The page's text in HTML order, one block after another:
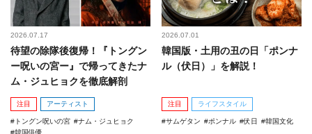
2026.07.17
待望の除隊後復帰！『トングン
ー呪いの宮ー』で帰ってきたナ
ム・ジュヒョクを徹底解剖
注目 アーティスト
トングン呪いの宮
ナム・ジュヒョク
韓国俳優
2026.07.01
韓国版・土用の丑の日「ポンナ
ル（伏日）」を解説！
注目 ライフスタイル
サムゲタン ポンナル 伏日 韓国文化